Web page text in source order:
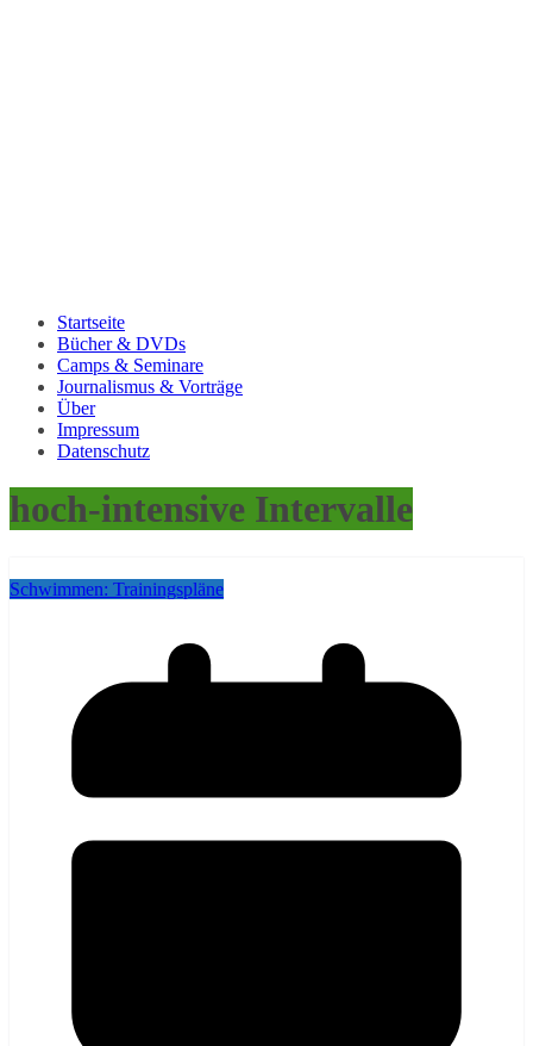
Startseite
Bücher & DVDs
Camps & Seminare
Journalismus & Vorträge
Über
Impressum
Datenschutz
hoch-intensive Intervalle
Schwimmen: Trainingspläne